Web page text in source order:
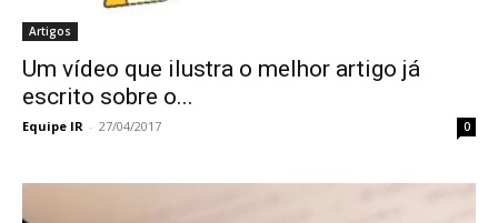
Artigos
Um vídeo que ilustra o melhor artigo já
escrito sobre o...
Equipe IR - 27/04/2017 0